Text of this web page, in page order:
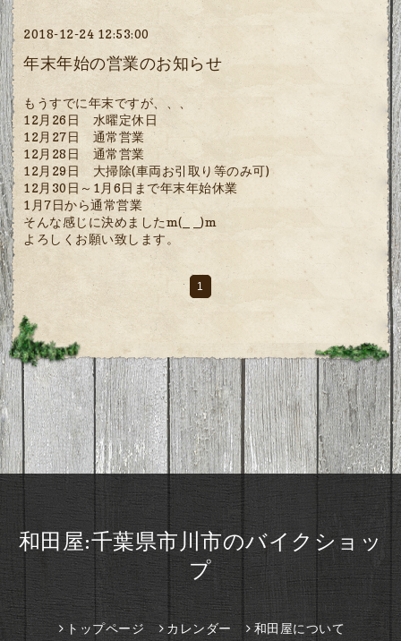
2018-12-24 12:53:00
年末年始の営業のお知らせ
もうすでに年末ですが、、、
12月26日 水曜定休日
12月27日 通常営業
12月28日 通常営業
12月29日 大掃除(車両お引取り等のみ可)
12月30日～1月6日まで年末年始休業
1月7日から通常営業
そんな感じに決めましたm(_ _)m
よろしくお願い致します。
1
和田屋:千葉県市川市のバイクショッ
プ
トップページ カレンダー 和田屋について